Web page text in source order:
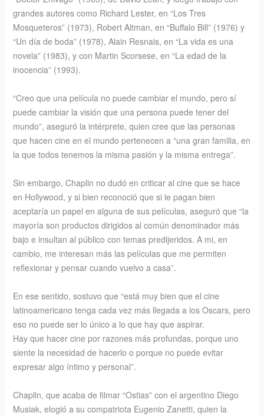
grandes autores como Richard Lester, en “Los Tres
Mosqueteros” (1973), Robert Altman, en “Buffalo Bill” (1976) y
“Un día de boda” (1978), Alain Resnais, en “La vida es una
novela” (1983), y con Martin Scorsese, en “La edad de la
inocencia” (1993).
“Creo que una película no puede cambiar el mundo, pero sí
puede cambiar la visión que una persona puede tener del
mundo”, aseguró la intérprete, quien cree que las personas
que hacen cine en el mundo pertenecen a “una gran familia, en
la que todos tenemos la misma pasión y la misma entrega”.
Sin embargo, Chaplin no dudó en criticar al cine que se hace
en Hollywood, y si bien reconoció que si le pagan bien
aceptaría un papel en alguna de sus películas, aseguró que “la
mayoría son productos dirigidos al común denominador más
bajo e insultan al público con temas predijeridos. A mi, en
cambio, me interesan más las películas que me permiten
reflexionar y pensar cuando vuelvo a casa”.
En ese sentido, sostuvo que “está muy bien que el cine
latinoamericano tenga cada vez más llegada a los Oscars, pero
eso no puede ser lo único a lo que hay que aspirar.
Hay que hacer cine por razones más profundas, porque uno
siente la necesidad de hacerlo o porque no puede evitar
expresar algo íntimo y personal”.
Chaplin, que acaba de filmar “Ostias” con el argentino Diego
Musiak, elogió a su compatriota Eugenio Zanetti, quien la